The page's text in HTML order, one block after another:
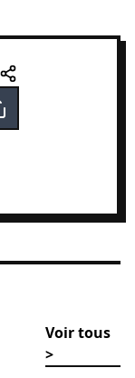
Voir tous
>